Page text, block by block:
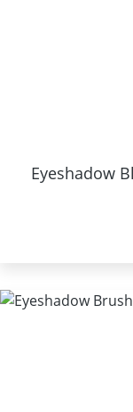
Eyeshadow